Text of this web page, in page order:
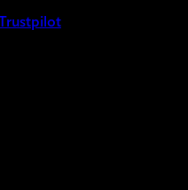
Trustpilot